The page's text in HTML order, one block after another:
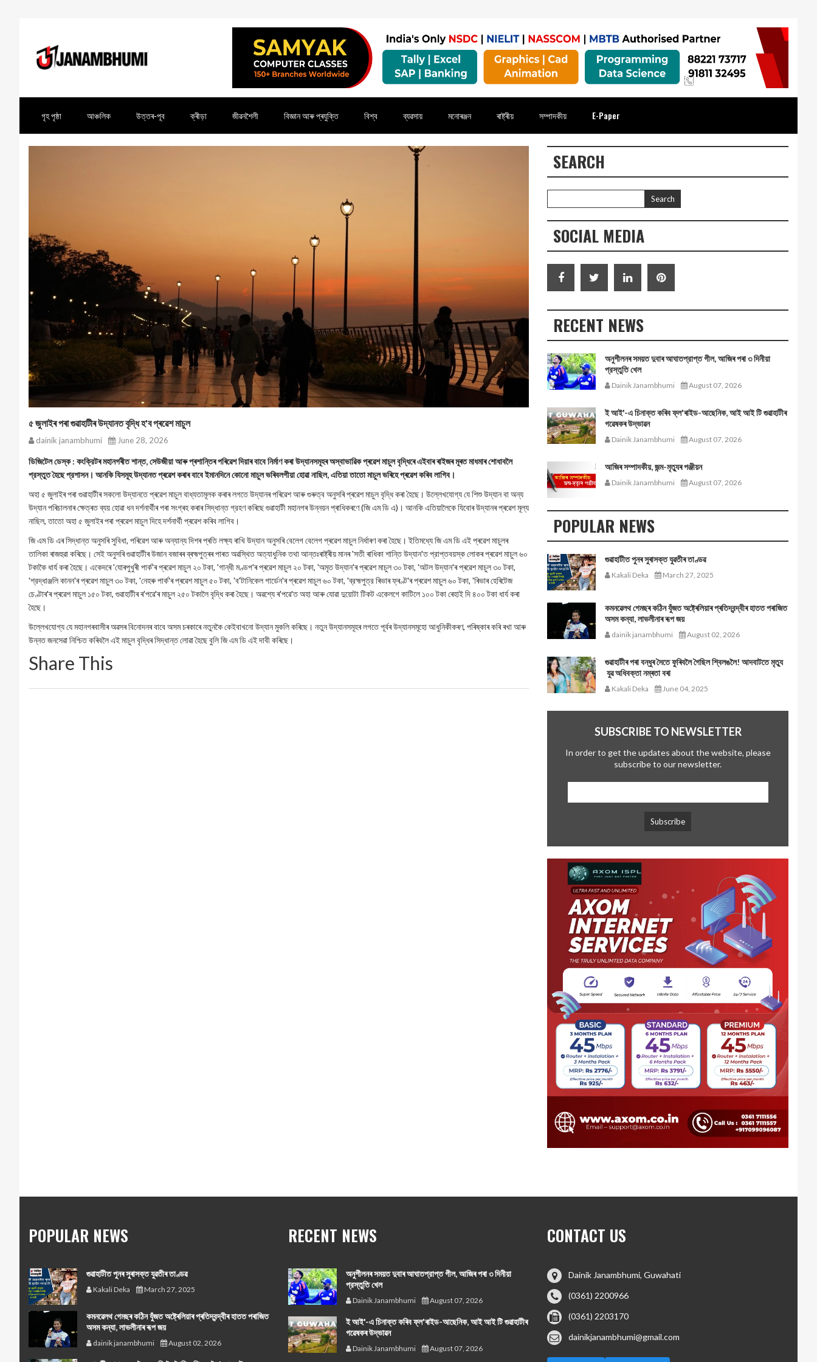
গৃহ পৃষ্ঠা আঞ্চলিক উত্তৰ-পূব ক্ৰীড়া জীৱনশৈলী বিজ্ঞান আৰু প্ৰযুক্তি বিশ্ব ব্যৱসায় মনোৰঞ্জন ৰাষ্ট্ৰীয় সম্পাদকীয় E-Paper
৫ জুলাইৰ পৰা গুৱাহাটীৰ উদ্যানত বৃদ্ধি হ'ব প্ৰৱেশ মাচুল
dainik janambhumi June 28, 2026
ডিজিটেল ডেস্ক : কংক্রিটৰ মহানগৰীত শান্ত, সেউজীয়া আৰু প্ৰশান্তিৰ পৰিৱেশ দিয়াৰ বাবে নির্মাণ কৰা উদ্যানসমূহৰ অস্বাভাৱিক প্ৰৱেশ মাচুল বৃদ্ধিৰে এইবাৰ ৰাইজৰ মূৰত মাধমাৰ শোধাবলৈ
প্রস্তুত হৈছে প্রশাসন। আনকি যিসমূহ উদ্যানত প্ৰৱেশ কৰাৰ বাবে ইমানদিনে কোনো মাচুল ভৰিবলগীয়া হোৱা নাছিল, এতিয়া তাতো মাচুল ভৰিহে প্ৰৱেশ কৰিব লাগিব।
অহা ৫ জুলাইৰ পৰা গুৱাহাটীৰ সকলো উদ্যানতে প্ৰৱেশ মাচুল বাধ্যতামূলক কৰাৰ লগতে উদ্যানৰ পৰিৱেশ আৰু গুৰুত্ব অনুসৰি প্ৰৱেশ মাচুল বৃদ্ধি কৰা হৈছে। উল্লেখযোগ্য যে শিশু উদ্যান বা অন্য
উদ্যান পৰিচালনাৰ ক্ষেত্ৰত ব্যয় হোৱা ধন দৰ্শনাৰ্থীৰ পৰা সংগ্ৰহ কৰাৰ সিদ্ধান্ত গ্রহণ কৰিছে গুৱাহাটী মহানগৰ উন্নয়ন প্ৰাধিকৰণে (জি এম ডি এ)। আনকি এতিয়ালৈকে যিবোৰ উদ্যানৰ প্ৰৱেশ মূল্য
নাছিল, তাতো অহা ৫ জুলাইৰ পৰা প্ৰৱেশ মাচুল দিহে দর্শনার্থী প্ৰৱেশ কৰিব লাগিব।
জি এম ডি এৰ সিদ্ধান্ত অনুসৰি সুবিধা, পৰিৱেশ আৰু অন্যান্য দিশৰ প্ৰতি লক্ষ্য ৰাখি উদ্যান অনুসৰি বেলেগ বেলেগ প্ৰৱেশ মাচুল নিৰ্ধাৰণ কৰা হৈছে। ইতিমধ্যে জি এম ডি এই প্ৰৱেশ মাচুলৰ
তালিকা ৰাজহুৱা কৰিছে। সেই অনুসৰি গুৱাহাটীৰ উজান বজাৰৰ ব্ৰহ্মপুত্ৰৰ পাৰত অৱস্থিত অত্যাধুনিক তথা আন্তঃৰাষ্ট্ৰীয় মানৰ 'সতী ৰাধিকা শান্তি উদ্যান'ত প্রাপ্তবয়স্ক লোকৰ প্ৰৱেশ মাচুল ৬০
টকাকৈ ধাৰ্য কৰা হৈছে। একেদৰে 'যোৰপুখুৰী পার্ক'ৰ প্ৰৱেশ মাচুল ২০ টকা, 'গান্ধী মণ্ডপ'ৰ প্ৰৱেশ মাচুল ২০ টকা, 'অমৃত উদ্যান'ৰ প্ৰৱেশ মাচুল ৩০ টকা, 'অটল উদ্যান'ৰ প্ৰৱেশ মাচুল ৩০ টকা,
'শ্রদ্ধাঞ্জলি কানন'ৰ প্ৰৱেশ মাচুল ৩০ টকা, 'নেহৰু পাৰ্ক'ৰ প্ৰৱেশ মাচুল ৫০ টকা, 'ব'টানিকেল গার্ডেন'ৰ প্ৰৱেশ মাচুল ৬০ টকা, 'ব্রহ্মপুত্র ৰিভাৰ ফ্ৰণ্ট'ৰ প্ৰৱেশ মাচুল ৬০ টকা, 'ৰিভাৰ হেৰিটেজ
চেণ্টাৰ'ৰ প্ৰৱেশ মাচুল ১৫০ টকা, গুৱাহাটীৰ ৰ'পৱে'ৰ মাচুল ২৫০ টকালৈ বৃদ্ধি কৰা হৈছে। অৱশ্যে ৰ'পৱে'ত অহা আৰু যোৱা দুয়োটা টিকট একেলগে কাটিলে ১০০ টকা ৰেহাই দি ৪০০ টকা ধাৰ্য কৰা
হৈছে।
উল্লেখযোগ্য যে মহানগৰবাসীৰ অৱসৰ বিনোদনৰ বাবে অসম চৰকাৰে নতুনকৈ কেইবাখনো উদ্যান মুকলি কৰিছে। নতুন উদ্যানসমূহৰ লগতে পূৰ্বৰ উদ্যানসমূহো আধুনিকীকৰণ, পৰিষ্কাৰ কৰি ৰখা আৰু
উন্নত জনসেৱা নিশ্চিত কৰিবলৈ এই মাচুল বৃদ্ধিৰ সিদ্ধান্ত লোৱা হৈছে বুলি জি এম ডি এই দাবী কৰিছে।
Share This
SEARCH
SOCIAL MEDIA
RECENT NEWS
অনুশীলনৰ সময়ত দুবাৰ আঘাতপ্রাপ্ত গীল, আজিৰ পৰা ৩ দিনীয়া
প্রস্তুতি খেল
Dainik Janambhumi August 07, 2026
ই আই'-এ চিনাক্ত কৰিব ফ্ল'ৰাইড-আছেনিক, আই আই টি গুৱাহাটীৰ
গৱেষকৰ উদ্ভাৱন
Dainik Janambhumi August 07, 2026
আজিৰ সম্পাদকীয়, জন্ম-মৃত্যুৰ পঞ্জীয়ন
Dainik Janambhumi August 07, 2026
POPULAR NEWS
গুৱাহাটীত পুনৰ সুৰাসক্ত যুৱতীৰ তাণ্ডৱ
Kakali Deka March 27, 2025
কমনৱেলথ গেমছৰ কঠিন যুঁজত অষ্ট্ৰেলিয়াৰ প্ৰতিদ্বন্দ্বীৰ হাতত পৰাজিত
অসম কন্যা, লাভলীনাৰ ৰূপ জয়
dainik janambhumi August 02, 2026
গুৱাহাটীৰ পৰা বন্ধুৰ সৈতে ফুৰিবলৈ গৈছিল শ্বিলঙলৈ! আদবাটতে মৃত্যু
যুৱ অধিবক্তা নম্ৰতা বৰা
Kakali Deka June 04, 2025
SUBSCRIBE TO NEWSLETTER
In order to get the updates about the website, please
subscribe to our newsletter.
POPULAR NEWS
গুৱাহাটীত পুনৰ সুৰাসক্ত যুৱতীৰ তাণ্ডৱ
Kakali Deka March 27, 2025
কমনৱেলথ গেমছৰ কঠিন যুঁজত অষ্ট্ৰেলিয়াৰ প্ৰতিদ্বন্দ্বীৰ হাতত পৰাজিত
অসম কন্যা, লাভলীনাৰ ৰূপ জয়
dainik janambhumi August 02, 2026
RECENT NEWS
অনুশীলনৰ সময়ত দুবাৰ আঘাতপ্রাপ্ত গীল, আজিৰ পৰা ৩ দিনীয়া
প্রস্তুতি খেল
Dainik Janambhumi August 07, 2026
ই আই'-এ চিনাক্ত কৰিব ফ্ল'ৰাইড-আছেনিক, আই আই টি গুৱাহাটীৰ
গৱেষকৰ উদ্ভাৱন
Dainik Janambhumi August 07, 2026
CONTACT US
Dainik Janambhumi, Guwahati
(0361) 2200966
(0361) 2203170
dainikjanambhumi@gmail.com